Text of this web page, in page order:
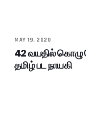
MAY 19, 2020
42 வயதில் கொழு
தமிழ் பட நாயகி